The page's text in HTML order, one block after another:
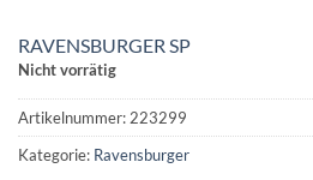
RAVENSBURGER SP
Nicht vorrätig
Artikelnummer: 223299
Kategorie: Ravensburger